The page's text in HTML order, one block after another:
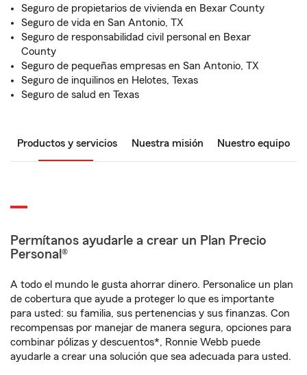
Seguro de propietarios de vivienda en Bexar County
Seguro de vida en San Antonio, TX
Seguro de responsabilidad civil personal en Bexar
County
Seguro de pequeñas empresas en San Antonio, TX
Seguro de inquilinos en Helotes, Texas
Seguro de salud en Texas
Productos y servicios Nuestra misión Nuestro equipo
Permítanos ayudarle a crear un Plan Precio
Personal®
A todo el mundo le gusta ahorrar dinero. Personalice un plan
de cobertura que ayude a proteger lo que es importante
para usted: su familia, sus pertenencias y sus finanzas. Con
recompensas por manejar de manera segura, opciones para
combinar pólizas y descuentos*, Ronnie Webb puede
ayudarle a crear una solución que sea adecuada para usted.